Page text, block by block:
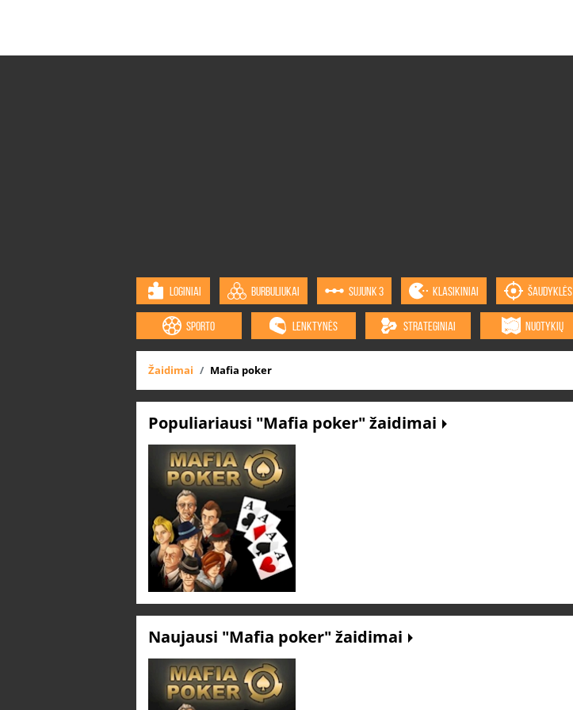
LOGINIAI BURBULIUKAI SUJUNK 3 KLASIKINIAI ŠAUDYKLĖS
SPORTO LENKTYNĖS STRATEGINIAI NUOTYKIŲ
Žaidimai Mafia poker
Populiariausi "Mafia poker" žaidimai
Naujausi "Mafia poker" žaidimai